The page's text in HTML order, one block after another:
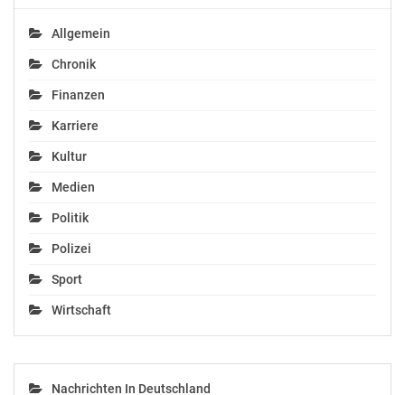
Allgemein
Chronik
Finanzen
Karriere
Kultur
Medien
Politik
Polizei
Sport
Wirtschaft
Nachrichten In Deutschland